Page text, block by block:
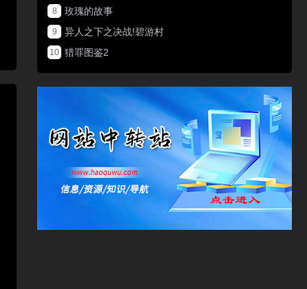
8 玫瑰的故事
9 异人之下之决战!碧游村
10 猎罪图鉴2